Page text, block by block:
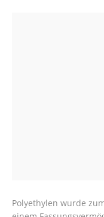
Polyethylen wurde